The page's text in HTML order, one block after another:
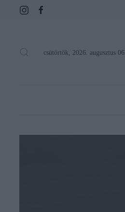
csütörtök, 2026. augusztus 06.